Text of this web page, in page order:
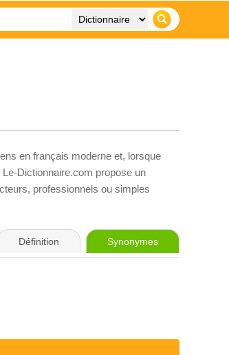
en français moderne et, lorsque
Dictionnaire.com propose un
professionnels ou simples
Définition Synonymes